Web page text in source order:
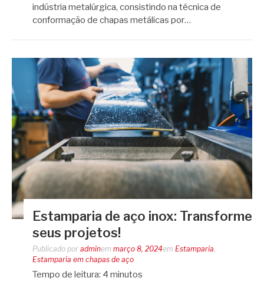
indústria metalúrgica, consistindo na técnica de
conformação de chapas metálicas por…
Estamparia de aço inox: Transforme
seus projetos!
Publicado por adminem março 8, 2024em Estamparia
Estamparia em chapas de aço
Tempo de leitura: 4 minutos